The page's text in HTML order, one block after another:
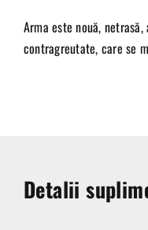
Arma este nouă,
contragreutate, care se
Detalii